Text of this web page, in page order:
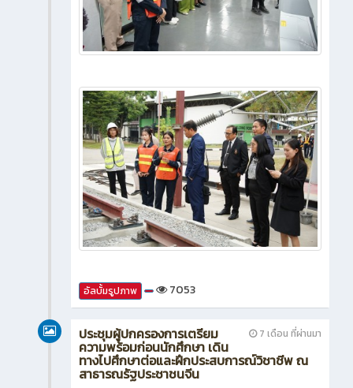
อัลบั้มรูปภาพ 7053
7 เดือน ที่ผ่านมา
ประชุมผู้ปกครองการเตรียม
ความพร้อมก่อนนักศึกษา เดิน
ทางไปศึกษาต่อและฝึกประสบการณ์วิชาชีพ ณ
สาธารณรัฐประชาชนจีน